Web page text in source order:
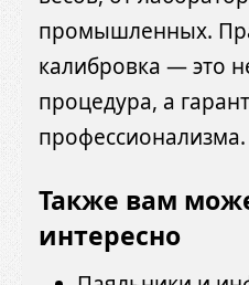
промышленных.
калибровка — это
процедура, а
профессионализма.
Также вам
интересно